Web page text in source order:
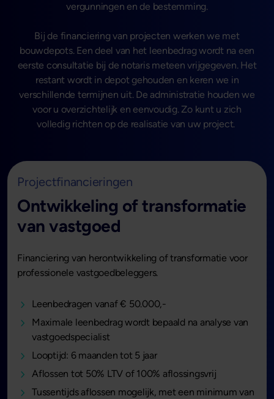
vergunningen en de bestemming.
Bij de financiering van projecten werken we met
bouwdepots. Een deel van het leenbedrag wordt na een
eerste consultatie bij de notaris meteen vrijgegeven. Het
restant wordt in depot gehouden en keren we in
verschillende termijnen uit. De administratie houden we
voor u overzichtelijk en eenvoudig. Zo kunt u zich
volledig richten op de realisatie van uw project.
Projectfinancieringen
Ontwikkeling of transformatie
van vastgoed
Financiering van herontwikkeling of transformatie voor
professionele vastgoedbeleggers.
Leenbedragen vanaf € 50.000,-
Maximale leenbedrag wordt bepaald na analyse van
vastgoedspecialist
Looptijd: 6 maanden tot 5 jaar
Aflossen tot 50% LTV of 100% aflossingsvrij
Tussentijds aflossen mogelijk, met een minimum van